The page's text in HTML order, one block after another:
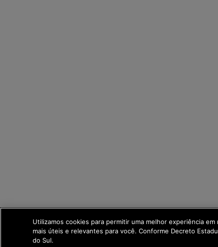
Utilizamos cookies para permitir uma melhor experiência
mais úteis e relevantes para você. Conforme Decreto
do Sul.